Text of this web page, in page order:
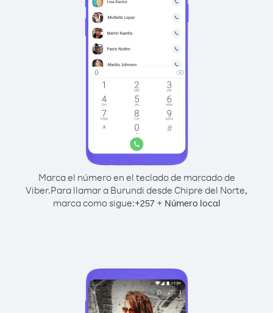
Marca el número en el teclado de marcado de
Viber.Para llamar a Burundi desde Chipre del Norte,
marca como sigue:+257+ Número local